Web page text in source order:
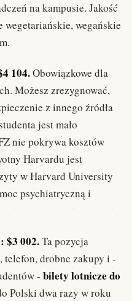
na kampusie. Jakość
wegańskie
104.Obowiązkowe dla
Możesz zrezygnować,
z innego źródła
jest mało
nie pokrywa kosztów
Harvardu jest
w Harvard University
psychiatryczną i
$3 002.Ta pozycja
drobne zakupy i -
- bilety lotnicze do
Polski dwa razy w roku